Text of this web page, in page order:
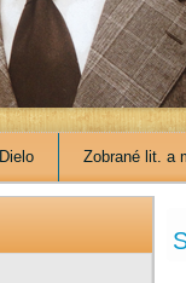
Dielo Zobrané lit. a